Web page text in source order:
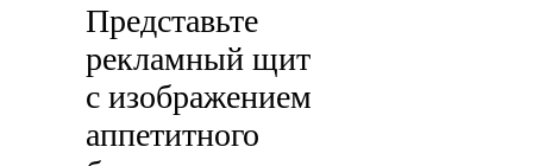
Представьте
рекламный щит
с изображением
аппетитного